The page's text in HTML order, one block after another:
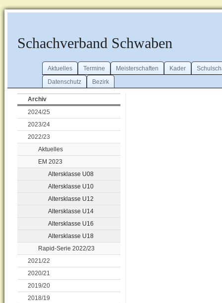
Schachverband Schwaben
Aktuelles Termine Meisterschaften Kader
Datenschutz
Bezirk
Archiv
2024/25
2023/24
2022/23
Aktuelles
EM 2023
Altersklasse U08
Altersklasse U10
Altersklasse U12
Altersklasse U14
Altersklasse U16
Altersklasse U18
Rapid-Serie 2022/23
2021/22
2020/21
2019/20
2018/19